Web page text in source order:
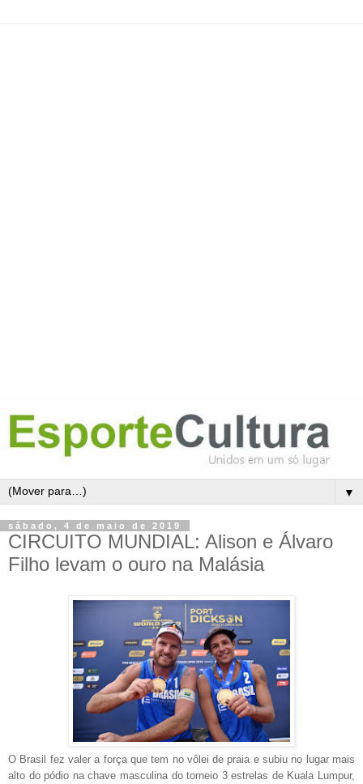
▼
sábado, 4 de maio de 2019
CIRCUITO MUNDIAL: Alison e Álvaro
Filho levam o ouro na Malásia
O Brasil fez valer a força que tem no vôlei de praia e subiu no lugar mais
alto do pódio na chave masculina do torneio 3 estrelas de Kuala Lumpur,